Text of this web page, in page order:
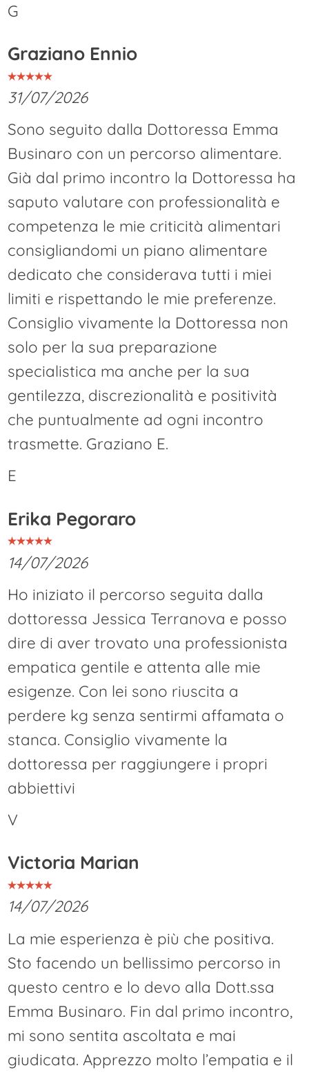
G
Graziano Ennio
31/07/2026
Sono seguito dalla Dottoressa Emma
Businaro con un percorso alimentare.
Già dal primo incontro la Dottoressa ha
saputo valutare con professionalità e
competenza le mie criticità alimentari
consigliandomi un piano alimentare
dedicato che considerava tutti i miei
limiti e rispettando le mie preferenze.
Consiglio vivamente la Dottoressa non
solo per la sua preparazione
specialistica ma anche per la sua
gentilezza, discrezionalità e positività
che puntualmente ad ogni incontro
trasmette. Graziano E.
E
Erika Pegoraro
14/07/2026
Ho iniziato il percorso seguita dalla
dottoressa Jessica Terranova e posso
dire di aver trovato una professionista
empatica gentile e attenta alle mie
esigenze. Con lei sono riuscita a
perdere kg senza sentirmi affamata o
stanca. Consiglio vivamente la
dottoressa per raggiungere i propri
abbiettivi
V
Victoria Marian
14/07/2026
La mie esperienza è più che positiva.
Sto facendo un bellissimo percorso in
questo centro e lo devo alla Dott.ssa
Emma Businaro. Fin dal primo incontro,
mi sono sentita ascoltata e mai
giudicata. Apprezzo molto l’empatia e il